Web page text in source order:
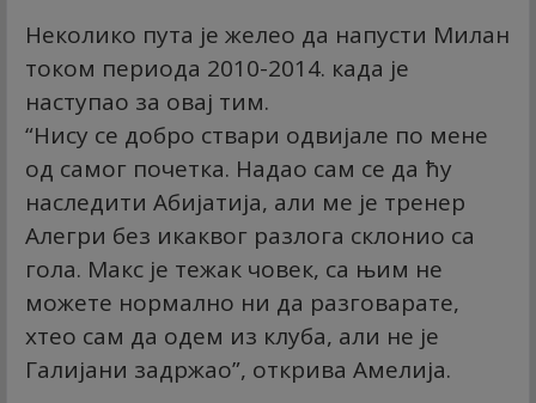
Неколико пута је желео да напусти Милан
током периода 2010-2014. када је
наступао за овај тим.
“Нису се добро ствари одвијале по мене
од самог почетка. Надао сам се да ћу
наследити Абијатија, али ме је тренер
Алегри без икаквог разлога склонио са
гола. Макс је тежак човек, са њим не
можете нормално ни да разговарате,
хтео сам да одем из клуба, али не је
Галијани задржао”, открива Амелија.